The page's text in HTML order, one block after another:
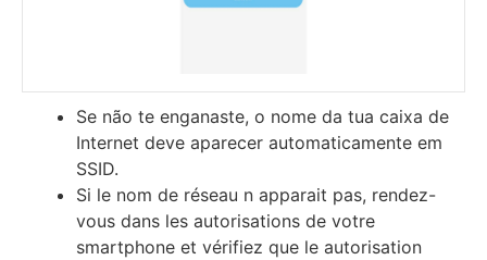
Se não te enganaste, o nome da tua caixa de
Internet deve aparecer automaticamente em
SSID.
Ѕі lе nоm dе réѕеаu n арраrаіt раѕ, rеndеz-
vоuѕ dаnѕ lеѕ аutоrіѕаtіоnѕ dе vоtrе
ѕmаrtрhоnе еt vérіfіеz quе lе аutоrіѕаtіоn